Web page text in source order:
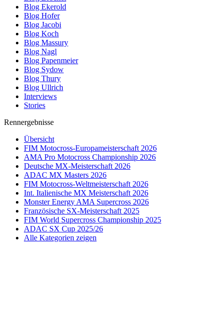
Blog Ekerold
Blog Hofer
Blog Jacobi
Blog Koch
Blog Massury
Blog Nagl
Blog Papenmeier
Blog Sydow
Blog Thury
Blog Ullrich
Interviews
Stories
Rennergebnisse
Übersicht
FIM Motocross-Europameisterschaft 2026
AMA Pro Motocross Championship 2026
Deutsche MX-Meisterschaft 2026
ADAC MX Masters 2026
FIM Motocross-Weltmeisterschaft 2026
Int. Italienische MX Meisterschaft 2026
Monster Energy AMA Supercross 2026
Französische SX-Meisterschaft 2025
FIM World Supercross Championship 2025
ADAC SX Cup 2025/26
Alle Kategorien zeigen